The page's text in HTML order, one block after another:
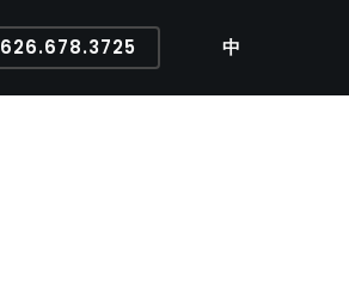
626.678.3725 中